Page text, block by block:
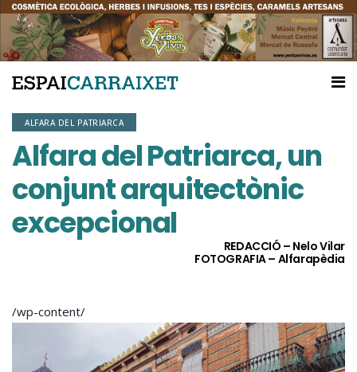
ALFARA DEL PATRIARCA
Alfara del Patriarca, un
conjunt arquitectònic
excepcional
REDACCIÓ – Nelo Vilar
FOTOGRAFIA – Alfarapèdia
/wp-content/